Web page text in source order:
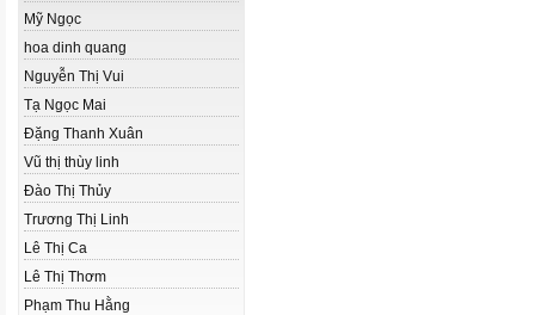
Mỹ Ngọc
hoa dinh quang
Nguyễn Thị Vui
Tạ Ngọc Mai
Đặng Thanh Xuân
Vũ thị thùy linh
Đào Thị Thủy
Trương Thị Linh
Lê Thị Ca
Lê Thị Thơm
Phạm Thu Hằng